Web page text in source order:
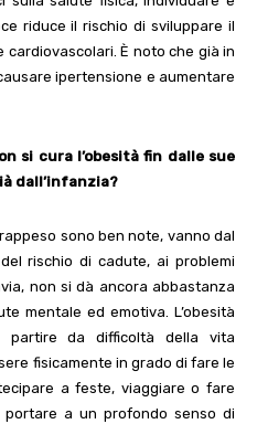
riduce il rischio di sviluppare il
È noto che già in
ipertensione e aumentare
si cura l’obesità fin dalle sue
dall’infanzia?
sono ben note, vanno dal
rischio di cadute, ai problemi
non si dà ancora abbastanza
mentale ed emotiva. L’obesità
partire da difficoltà della vita
fisicamente in grado di fare le
a feste, viaggiare o fare
a un profondo senso di